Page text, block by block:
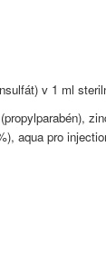
v 1 ml
aqua pro